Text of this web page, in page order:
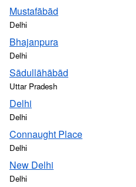
Mustafābād
Delhi
Bhajanpura
Delhi
Sādullāhābād
Uttar Pradesh
Delhi
Delhi
Connaught Place
Delhi
New Delhi
Delhi